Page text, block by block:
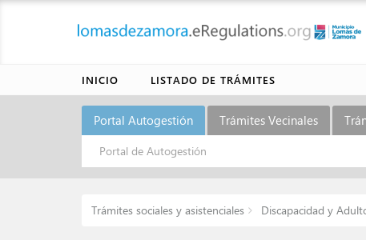
INICIO LISTADO DE TRÁMITES
Portal Autogestión Trámites Vecinales
Portal de Autogestión
Trámites sociales y asistenciales Discapacidad y